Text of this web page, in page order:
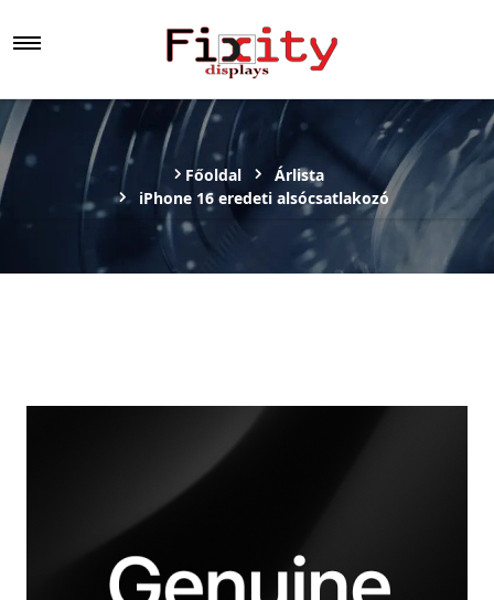
Főoldal
Árlista
iPhone 16 eredeti alsócsatlakozó